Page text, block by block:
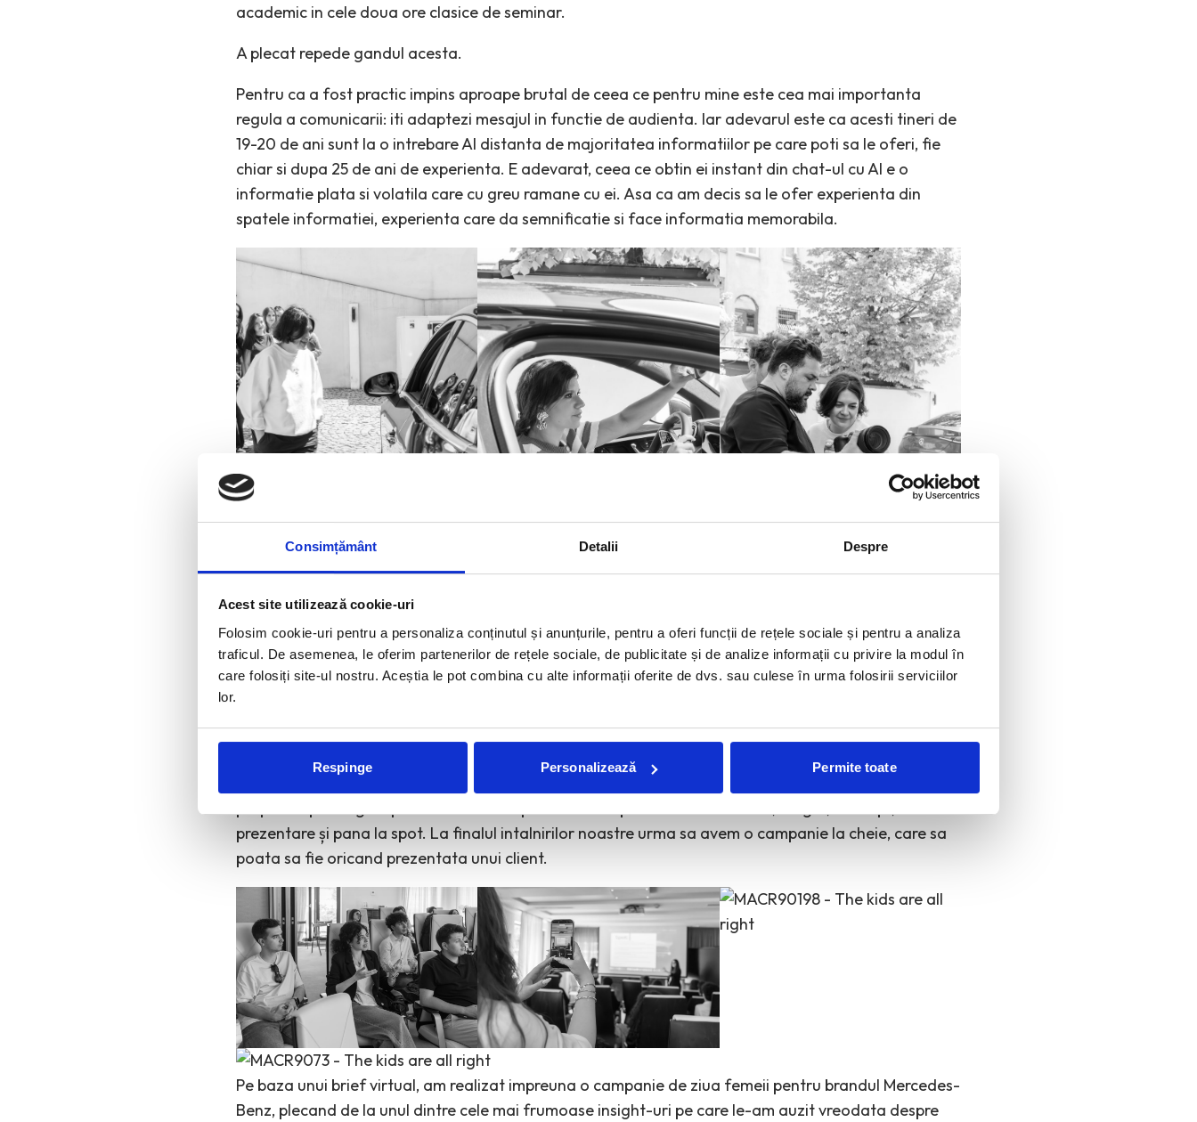
Consimțământ Detalii Despre
Acest site utilizează cookie-uri
Folosim cookie-uri pentru a personaliza conținutul și anunțurile, pentru a oferi funcții de rețele sociale și pentru a analiza
traficul. De asemenea, le oferim partenerilor de rețele sociale, de publicitate și de analize informații cu privire la modul în
care folosiți site-ul nostru. Aceștia le pot combina cu alte informații oferite de dvs. sau culese în urma folosirii serviciilor
lor.
Respinge Personalizează Permite toate
academic in cele doua ore clasice de seminar.
A plecat repede gandul acesta.
Pentru ca a fost practic impins aproape brutal de ceea ce pentru mine este cea mai importanta
regula a comunicarii: iti adaptezi mesajul in functie de audienta. Iar adevarul este ca acesti tineri de
19-20 de ani sunt la o intrebare AI distanta de majoritatea informatiilor pe care poti sa le oferi, fie
chiar si dupa 25 de ani de experienta. E adevarat, ceea ce obtin ei instant din chat-ul cu AI e o
informatie plata si volatila care cu greu ramane cu ei. Asa ca am decis sa le ofer experienta din
spatele informatiei, experienta care da semnificatie si face informatia memorabila.
prezentare și pana la spot. La finalul intalnirilor noastre urma sa avem o campanie la cheie, care sa
poata sa fie oricand prezentata unui client.
Pe baza unui brief virtual, am realizat impreuna o campanie de ziua femeii pentru brandul Mercedes-
Benz, plecand de la unul dintre cele mai frumoase insight-uri pe care le-am auzit vreodata despre